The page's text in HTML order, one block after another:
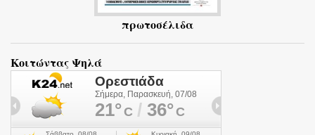
πρωτοσέλιδα
Κοιτώντας Ψηλά